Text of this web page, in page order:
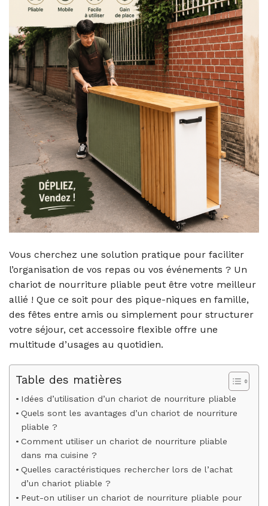
Vous cherchez une solution pratique pour faciliter
l’organisation de vos repas ou vos événements ? Un
chariot de nourriture pliable peut être votre meilleur
allié ! Que ce soit pour des pique-niques en famille,
des fêtes entre amis ou simplement pour structurer
votre séjour, cet accessoire flexible offre une
multitude d’usages au quotidien.
Table des matières
Idées d’utilisation d’un chariot de nourriture pliable
Quels sont les avantages d’un chariot de nourriture
pliable ?
Comment utiliser un chariot de nourriture pliable
dans ma cuisine ?
Quelles caractéristiques rechercher lors de l’achat
d’un chariot pliable ?
Peut-on utiliser un chariot de nourriture pliable pour